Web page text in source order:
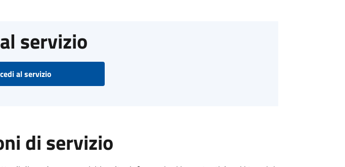
servizio
al servizio
di servizio